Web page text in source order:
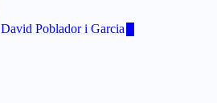
David Poblador i Garcia